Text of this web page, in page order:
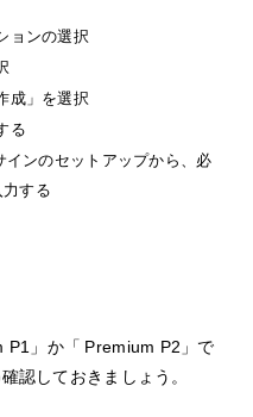
ョンの選択
成」を選択
る
ンのセットアップから、必
する
P1」か「 Premium P2」で
認しておきましょう。